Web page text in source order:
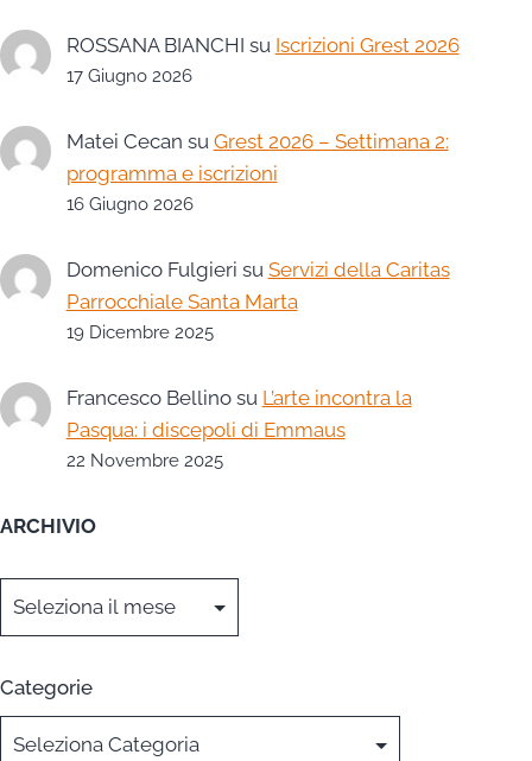
ROSSANA BIANCHI su Iscrizioni Grest 2026
17 Giugno 2026
Matei Cecan su Grest 2026 – Settimana 2:
programma e iscrizioni
16 Giugno 2026
Domenico Fulgieri su Servizi della Caritas
Parrocchiale Santa Marta
19 Dicembre 2025
Francesco Bellinosu L’arte incontra la
Pasqua: i discepoli di Emmaus
22 Novembre 2025
ARCHIVIO
Categorie